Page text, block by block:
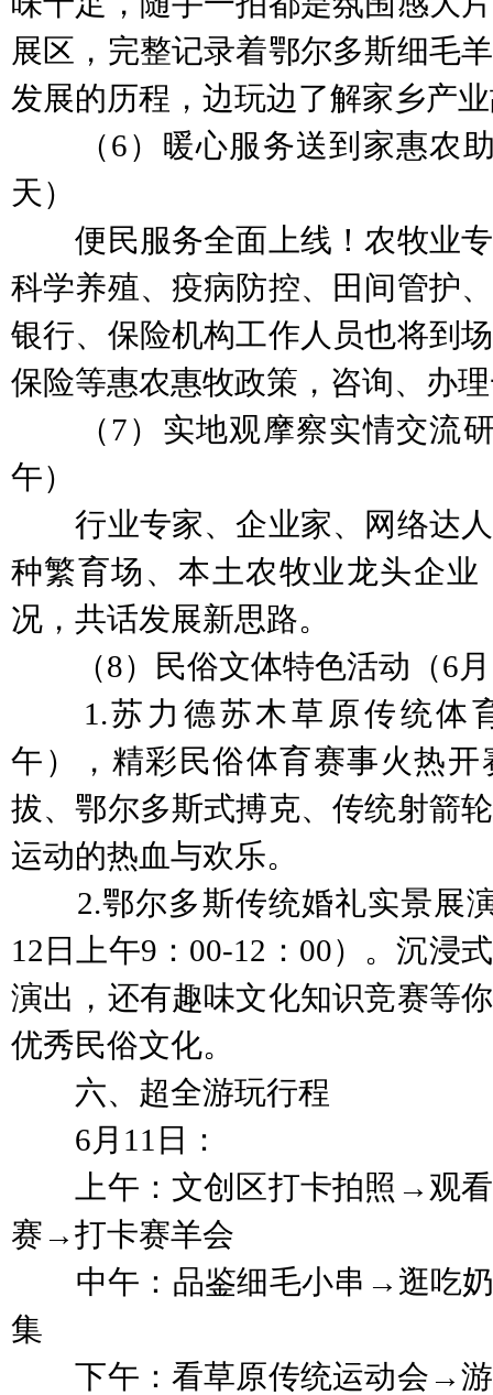
展区，完整记录着鄂尔多斯细毛
发展的历程，边玩边了解家乡产
（6）暖心服务送到家惠农助
天）
便民服务全面上线！农牧业专
科学养殖、疫病防控、田间管护
银行、保险机构工作人员也将到
保险等惠农惠牧政策，咨询、办
（7）实地观摩察实情交流研
午）
行业专家、企业家、网络达人
种繁育场、本土农牧业龙头企
况，共话发展新思路。
（8）民俗文体特色活动（6月
1.苏力德苏木草原传统体
午），精彩民俗体育赛事火热开
拔、鄂尔多斯式搏克、传统射箭
运动的热血与欢乐。
2.鄂尔多斯传统婚礼实景展
12日上午9：00-12：00）。沉浸
演出，还有趣味文化知识竞赛等
优秀民俗文化。
六、超全游玩行程
6月11日：
上午：文创区打卡拍照→观看
赛→打卡赛羊会
中午：品鉴细毛小串→逛吃奶
集
下午：看草原传统运动会→游